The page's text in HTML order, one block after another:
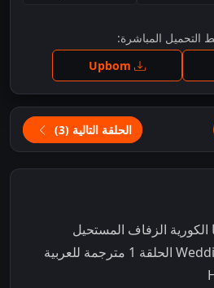
للمشاهدة
التحميل المباشرة:
الحلقة التالية (3)
الكورية الزفاف المستحيل
Wedding Impossible 2024 الحلقة 1 مترجمة للعربية